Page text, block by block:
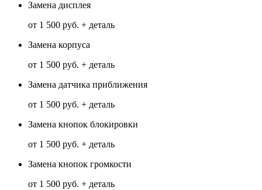
Замена дисплея
от 1 500 руб. + деталь
Замена корпуса
от 1 500 руб. + деталь
Замена датчика приближения
от 1 500 руб. + деталь
Замена кнопок блокировки
от 1 500 руб. + деталь
Замена кнопок громкости
от 1 500 руб. + деталь